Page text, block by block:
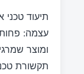
תיעוד
עצמה:
ומוצר
תקשורת